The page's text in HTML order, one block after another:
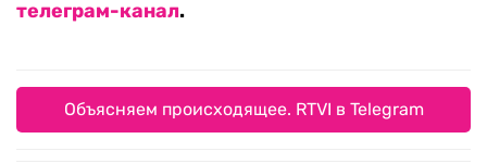
телеграм-канал.
Объясняем происходящее. RTVI в Telegram